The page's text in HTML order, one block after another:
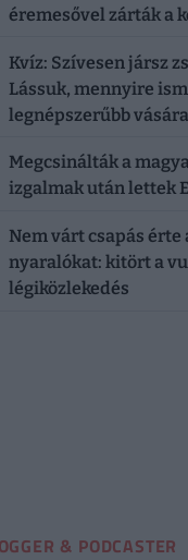
éremesővel zárták a
Kvíz: Szívesen jársz
Lássuk, mennyire
legnépszerűbb
Megcsinálták a
izgalmak után lettek
Nem várt csapás érte
nyaralókat: kitört a
légiközlekedés
& PODCASTER